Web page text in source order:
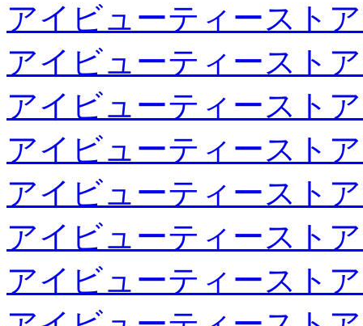
アイビューティースト
アイビューティースト
アイビューティースト
アイビューティースト
アイビューティースト
アイビューティースト
アイビューティースト